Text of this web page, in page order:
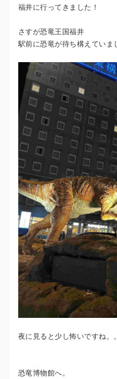
福井に行ってきました！
さすが恐竜王国福井
駅前に恐竜が待ち構えていま
夜に見ると少し怖いですね。
恐竜博物館へ。